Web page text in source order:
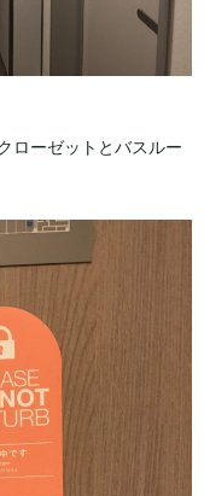
ローゼットとバスルー